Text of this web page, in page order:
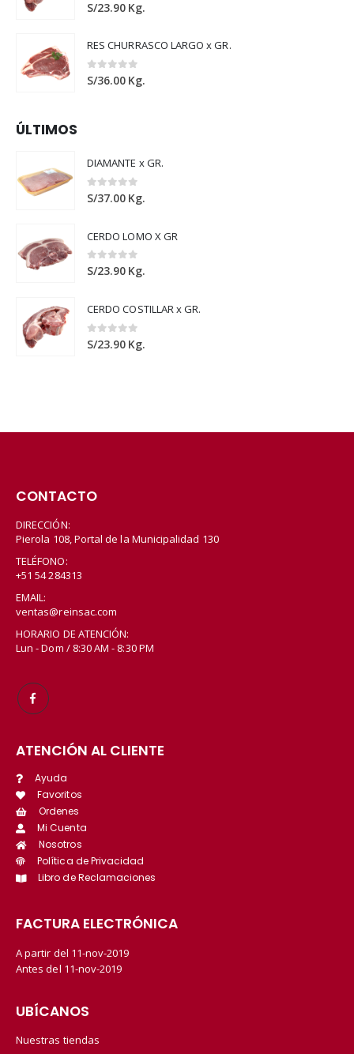
0out of 5
S/23.90 Kg.
RES CHURRASCO LARGO x GR.
0out of 5
S/36.00 Kg.
ÚLTIMOS
DIAMANTE x GR.
0out of 5
S/37.00 Kg.
CERDO LOMO X GR
0out of 5
S/23.90 Kg.
CERDO COSTILLAR x GR.
0out of 5
S/23.90 Kg.
CONTACTO
DIRECCIÓN:
Pierola 108, Portal de la Municipalidad 130
TELÉFONO:
+51 54 284313
EMAIL:
ventas@reinsac.com
HORARIO DE ATENCIÓN:
Lun - Dom / 8:30 AM - 8:30 PM
ATENCIÓN AL CLIENTE
Ayuda
Favoritos
Ordenes
Mi Cuenta
Nosotros
Política de Privacidad
Libro de Reclamaciones
FACTURA ELECTRÓNICA
A partir del 11-nov-2019
Antes del 11-nov-2019
UBÍCANOS
Nuestras tiendas